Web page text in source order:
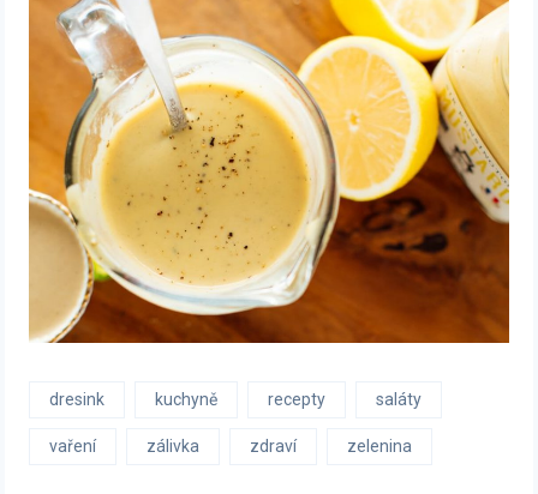
dresink kuchyně recepty saláty
vaření zálivka zdraví zelenina